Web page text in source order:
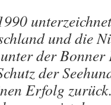
und die
der
der
Erfolg